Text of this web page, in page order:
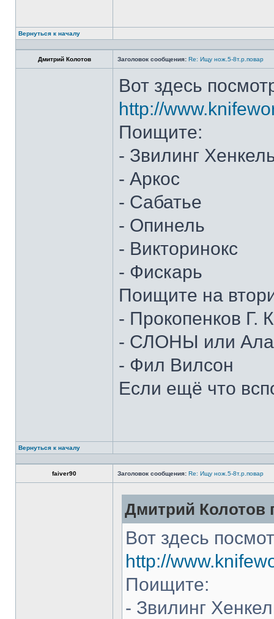
Вернуться к началу
Дмитрий Колотов Заголовок сообщения: Re: Ищу нож.5-8т.р.повар
Вот здесь
http://
Поищите:
- Звилинг
- Аркос
- Сабатье
- Опинель
- Викторинокс
- Фискарь
Поищите на
- Прокопенков Г.
- СЛОНЫ или
- Фил Вилсон
Если ещё что
Вернуться к началу
faiver90 Заголовок сообщения: Re: Ищу нож.5-8т.р.повар
Дмитрий Колотов
Вот здесь
http://
Поищите:
- Звилинг